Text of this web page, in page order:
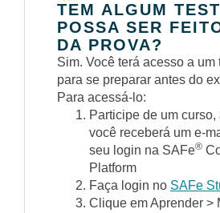
TEM ALGUM
POSSA SER
DA PROVA?
Sim. Você terá acesso a um
para se preparar antes do
Para acessá-lo:
Participe de um curso,
você receberá um e-
seu login na SAFe®
Platform
Faça login no SAFe
Clique em Aprender >